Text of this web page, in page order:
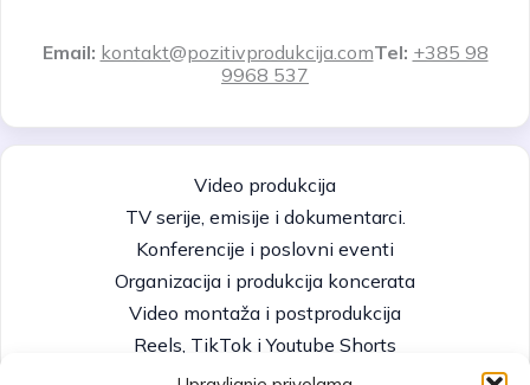
Email: kontakt@pozitivprodukcija.comTel: +385 98
9968 537
Video produkcija
TV serije, emisije i dokumentarci.
Konferencije i poslovni eventi
Organizacija i produkcija koncerata
Video montaža i postprodukcija
Reels, TikTok i Youtube Shorts
Video Portfolio